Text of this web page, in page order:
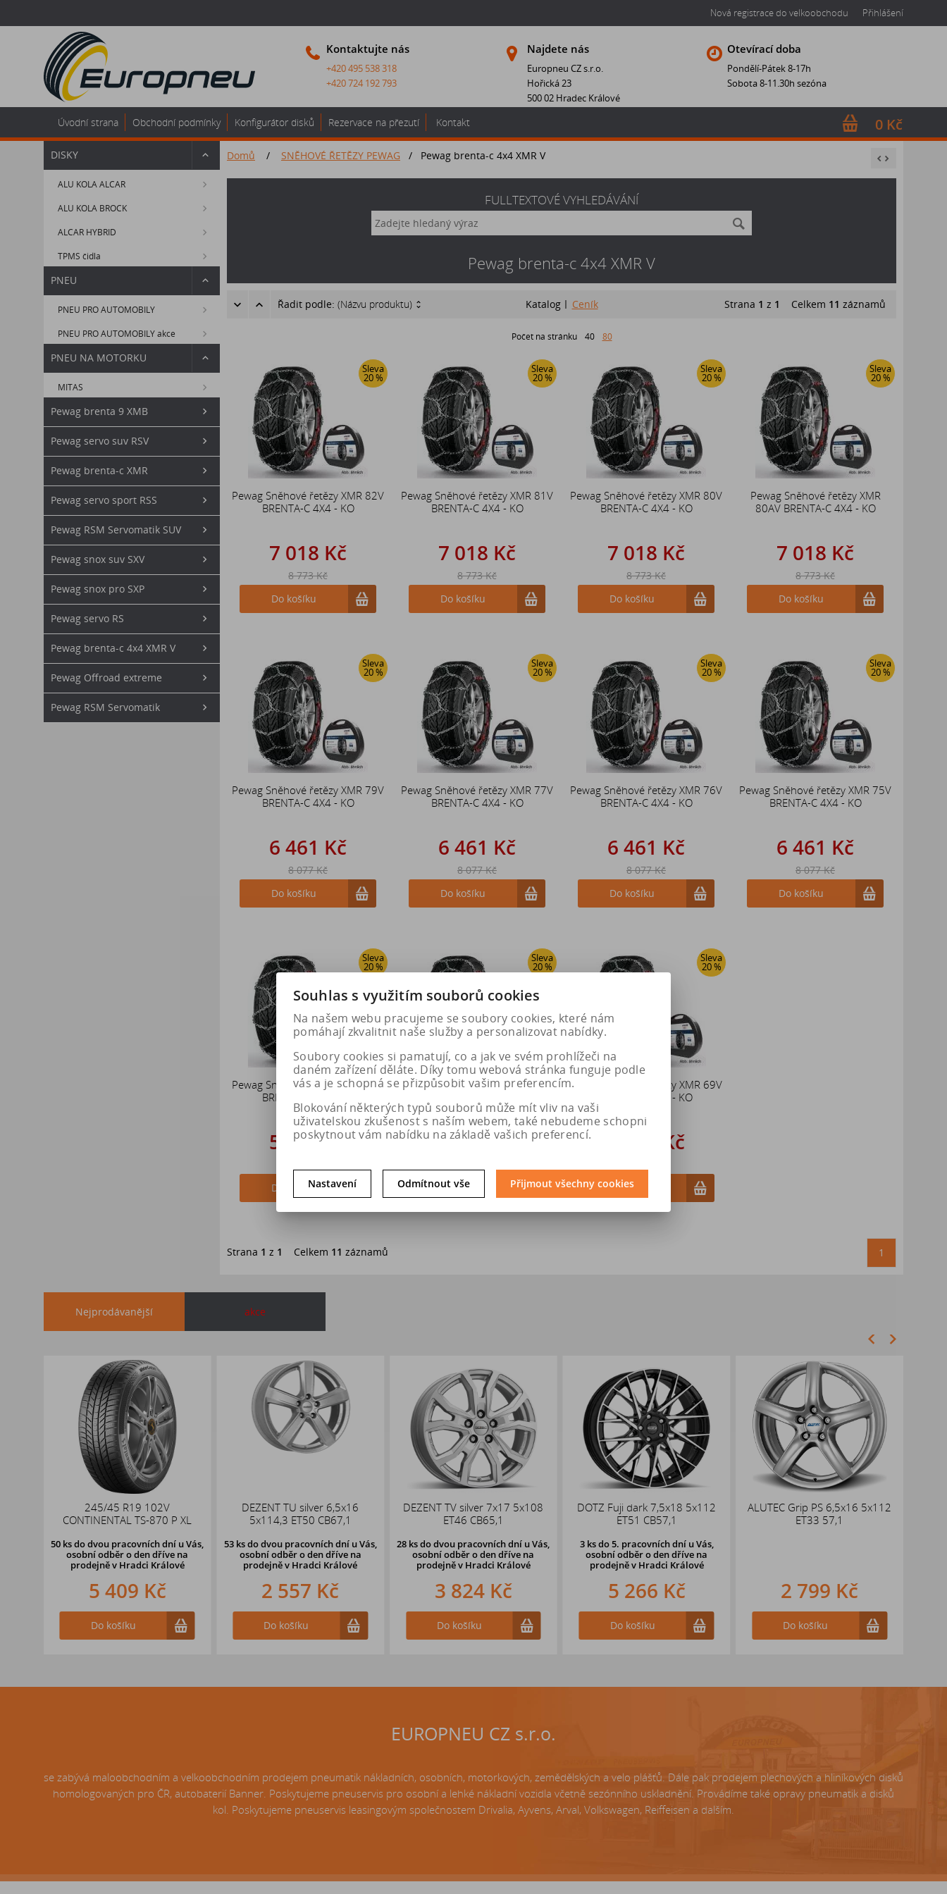
Nová registrace do velkoobchodu Přihlášení
Kontaktujte nás
+420 495 538 318
+420 724 192 793
Najdete nás
Europneu CZ s.r.o.
Hořická 23
500 02 Hradec Králové
Otevírací doba
Pondělí-Pátek 8-17h
Sobota 8-11.30h sezóna
0 Kč
Úvodní strana Obchodní podmínky Konfigurátor disků Rezervace na přezutí Kontakt
DISKY
ALU KOLA ALCAR
ALU KOLA BROCK
ALCAR HYBRID
TPMS čidla
PNEU
PNEU PRO AUTOMOBILY
PNEU PRO AUTOMOBILY akce
PNEU NA MOTORKU
MITAS
Pewag brenta 9 XMB
Pewag servo suv RSV
Pewag brenta-c XMR
Pewag servo sport RSS
Pewag RSM Servomatik SUV
Pewag snox suv SXV
Pewag snox pro SXP
Pewag servo RS
Pewag brenta-c 4x4 XMR V
Pewag Offroad extreme
Pewag RSM Servomatik
Domů / SNĚHOVÉ ŘETĚZY PEWAG / Pewag brenta-c 4x4 XMR V
FULLTEXTOVÉ VYHLEDÁVÁNÍ
Pewag brenta-c 4x4 XMR V
Řadit podle: (Názvu produktu) Katalog Ceník Strana 1 z 1 Celkem 11 záznamů
Počet na stránku 40 80
Sleva
20 %
Pewag Sněhové řetězy XMR 82V
BRENTA-C 4X4 - KO
7 018 Kč
8 773 Kč
Do košíku
Sleva
20 %
Pewag Sněhové řetězy XMR 81V
BRENTA-C 4X4 - KO
7 018 Kč
8 773 Kč
Do košíku
Sleva
20 %
Pewag Sněhové řetězy XMR 80V
BRENTA-C 4X4 - KO
7 018 Kč
8 773 Kč
Do košíku
Sleva
20 %
Pewag Sněhové řetězy XMR
80AV BRENTA-C 4X4 - KO
7 018 Kč
8 773 Kč
Do košíku
Sleva
20 %
Pewag Sněhové řetězy XMR 79V
BRENTA-C 4X4 - KO
6 461 Kč
8 077 Kč
Do košíku
Sleva
20 %
Pewag Sněhové řetězy XMR 77V
BRENTA-C 4X4 - KO
6 461 Kč
8 077 Kč
Do košíku
Sleva
20 %
Pewag Sněhové řetězy XMR 76V
BRENTA-C 4X4 - KO
6 461 Kč
8 077 Kč
Do košíku
Sleva
20 %
Pewag Sněhové řetězy XMR 75V
BRENTA-C 4X4 - KO
6 461 Kč
8 077 Kč
Do košíku
Sleva
20 %
Pewag Sněhové řetězy XMR 74V
BRENTA-C 4X4 - KO
5 227 Kč
Do košíku
Sleva
20 %
Pewag Sněhové řetězy XMR 73V
5 227 Kč
Do košíku
Sleva
20 %
Pewag Sněhové řetězy XMR 69V
BRENTA-C 4X4 - KO
5 227 Kč
Do košíku
Strana 1 z 1 Celkem 11 záznamů 1
Nejprodávanější akce
245/45 R19 102V
CONTINENTAL TS-870 P XL
50 ksdo dvou pracovních dní u Vás,
osobní odběr o den dříve na
prodejně v Hradci Králové
5 409 Kč
Do košíku
DEZENT TU silver 6,5x16
5x114,3 ET50 CB67,1
53 ksdo dvou pracovních dní u Vás,
osobní odběr o den dřívena
prodejně v Hradci Králové
2 557 Kč
Do košíku
DEZENT TV silver 7x17 5x108
ET46 CB65,1
28 ks do dvou pracovních dní u Vás,
osobní odběr o den dříve na
prodejně v Hradci Králové
3 824 Kč
Do košíku
DOTZ Fuji dark 7,5x18 5x112
ET51 CB57,1
3 ks do 5. pracovních dní u Vás,
osobní odběr o den dříve na
prodejněv Hradci Králové
5 266 Kč
Do košíku
ALUTEC Grip PS 6,5x16 5x112
ET33 57,1
2 799 Kč
Do košíku
EUROPNEU CZ s.r.o.
se zabývá maloobchodním a velkoobchodním prodejem pneumatik nákladních, osobních, motorkových, zemědělských a velo plášťů. Dále pak prodejem plechových a hliníkových disků
homologovaných pro ČR, autobaterií Banner. Poskytujeme pneuservis pro osobní a lehké nákladní vozidla včetně sezónního uskladnění. Provádíme také opravy pneumatik a disků
kol. Poskytujeme pneuservis leasingovým společnostem Drivalia, Ayvens, Arval, Volkswagen, Reiffeisen a dalším.
Souhlas s využitím souborů cookies
Na našem webu pracujeme se soubory cookies, které nám
pomáhají zkvalitnit naše služby a personalizovat nabídky.
Soubory cookies si pamatují, co a jak ve svém prohlížeči na
daném zařízení děláte. Díky tomu webová stránka funguje podle
vás a je schopná se přizpůsobit vašim preferencím.
Blokování některých typů souborů může mít vliv na vaši
uživatelskou zkušenost s naším webem, také nebudeme schopni
poskytnout vám nabídku na základě vašich preferencí.
Nastavení Odmítnout vše Přijmout všechny cookies